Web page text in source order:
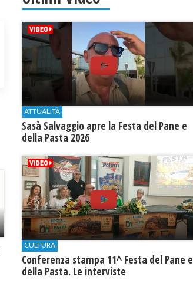
ATTUALITÀ
Sasà Salvaggio apre la Festa del Pane e
della Pasta 2026
CULTURA
Conferenza stampa 11^ Festa del Pane e
della Pasta. Le interviste